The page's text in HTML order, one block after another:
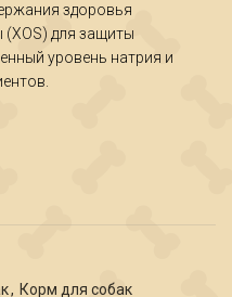
здоровья
(XOS) для защиты
уровень натрия и
, Корм для собак